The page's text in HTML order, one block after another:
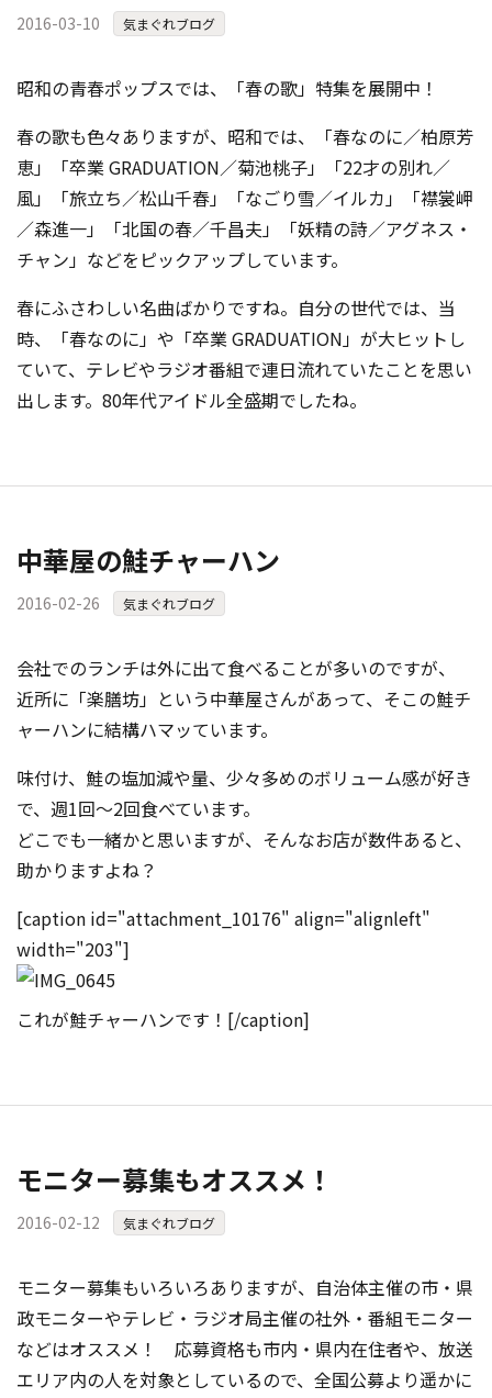
2016-03-10 気まぐれブログ
昭和の青春ポップスでは、「春の歌」特集を展開中！
春の歌も色々ありますが、昭和では、「春なのに／柏原芳
恵」「卒業 GRADUATION／菊池桃子」「22才の別れ／
風」「旅立ち／松山千春」「なごり雪／イルカ」「襟裳岬
／森進一」「北国の春／千昌夫」「妖精の詩／アグネス・
チャン」などをピックアップしています。
春にふさわしい名曲ばかりですね。自分の世代では、当
時、「春なのに」や「卒業 GRADUATION」が大ヒットし
ていて、テレビやラジオ番組で連日流れていたことを思い
出します。80年代アイドル全盛期でしたね。
中華屋の鮭チャーハン
2016-02-26 気まぐれブログ
会社でのランチは外に出て食べることが多いのですが、
近所に「楽膳坊」という中華屋さんがあって、そこの鮭チ
ャーハンに結構ハマッています。
味付け、鮭の塩加減や量、少々多めのボリューム感が好き
で、週1回～2回食べています。
どこでも一緒かと思いますが、そんなお店が数件あると、
助かりますよね？
[caption id="attachment_10176" align="alignleft"
width="203"]
これが鮭チャーハンです！[/caption]
モニター募集もオススメ！
2016-02-12 気まぐれブログ
モニター募集もいろいろありますが、自治体主催の市・県
政モニターやテレビ・ラジオ局主催の社外・番組モニター
などはオススメ！ 応募資格も市内・県内在住者や、放送
エリア内の人を対象としているので、全国公募より遥かに